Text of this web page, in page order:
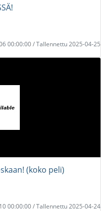
00:00:00 / Tallennettu 2025-04-25
(koko peli)
00:00:00 / Tallennettu 2025-04-24